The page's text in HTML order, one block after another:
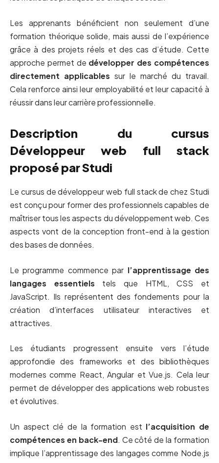
Les apprenants bénéficient non seulement d’une
formation théorique solide, mais aussi de l’expérience
grâce à des projets réels et des cas d’étude. Cette
approche permet de développer des compétences
directement applicables sur le marché du travail.
Cela renforce ainsi leur employabilité et leur capacité à
réussir dans leur carrière professionnelle.
Description du cursus
Développeur web full stack
proposé par Studi
Le cursus de développeur web full stack de chez Studi
est conçu pour former des professionnels capables de
maîtriser tous les aspects du développement web. Ces
aspects vont de la conception front-end à la gestion
des bases de données.
Le programme commence par l’apprentissage des
langages essentiels tels que HTML, CSS et
JavaScript. Ils représentent des fondements pour la
création d’interfaces utilisateur interactives et
attractives.
Les étudiants progressent ensuite vers l’étude
approfondie des frameworks et des bibliothèques
modernes comme React, Angular et Vue.js. Cela leur
permet de développer des applications web robustes
et évolutives.
Un aspect clé de la formation est l’acquisition de
compétences en back-end. Ce côté de la formation
implique l’apprentissage des langages comme Node.js